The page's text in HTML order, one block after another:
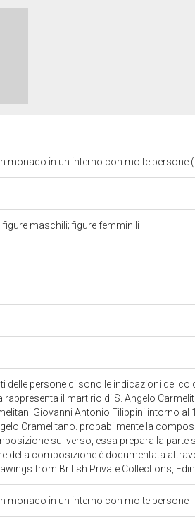
monaco in un interno con molte persone
figure maschili; figure femminili
delle persone ci sono le indicazioni dei
rappresenta il martirio di S. Angelo
Giovanni Antonio Filippini intorno
Cramelitano. probabilmente la
sul verso, essa prepara la parte
della composizione è documentata
from British Private Collections,
monaco in un interno con molte persone